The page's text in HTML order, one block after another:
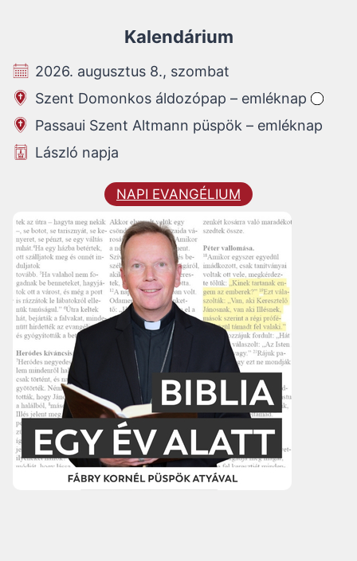
Kalendárium
2026. augusztus 8., szombat
Szent Domonkos áldozópap – emléknap
Passaui Szent Altmann püspök – emléknap
László napja
NAPI EVANGÉLIUM